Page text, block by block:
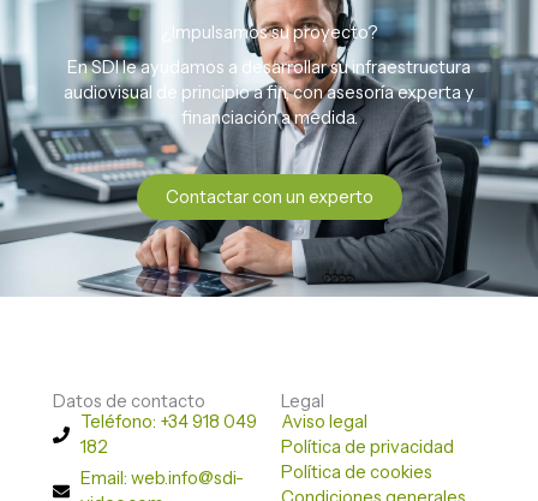
¿Impulsamos su proyecto?
En SDI le ayudamos a desarrollar su infraestructura
audiovisual de principio a fin, con asesoría experta y
financiación a medida.
Contactar con un experto
Datos de contacto
Teléfono: +34 918 049
182
Email: web.info@sdi-
Legal
Aviso legal
Política de privacidad
Política de cookies